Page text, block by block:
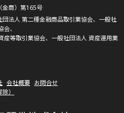
商）第165号
法人 第二種金融商品取引業協会、一般社
、
産等取引業協会、一般社団法人 資産運用業
会社概要 お問合せ
）